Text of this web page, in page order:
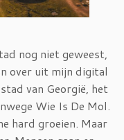
nog niet geweest,
over uit mijn digital
van Georgië, het
Wie Is De Mol.
hard groeien. Maar